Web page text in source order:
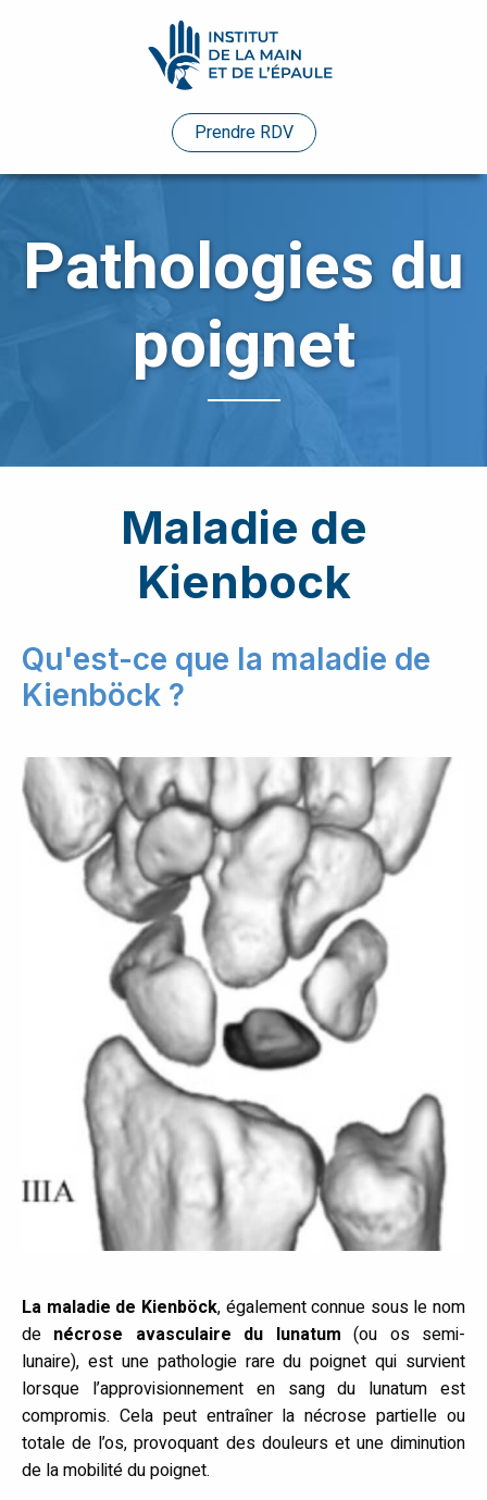
Prendre RDV
Pathologies du
poignet
Maladie de
Kienbock
Qu'est-ce que la maladie de
Kienböck ?
La maladie de Kienböck, également connue sous le nom
de nécrose avasculaire du lunatum (ou os semi-
lunaire), est une pathologie rare du poignet qui survient
lorsque l’approvisionnement en sang du lunatum est
compromis. Cela peut entraîner la nécrose partielle ou
totale de l’os, provoquant des douleurs et une diminution
de la mobilité du poignet.
Praticiens
Etudes
de